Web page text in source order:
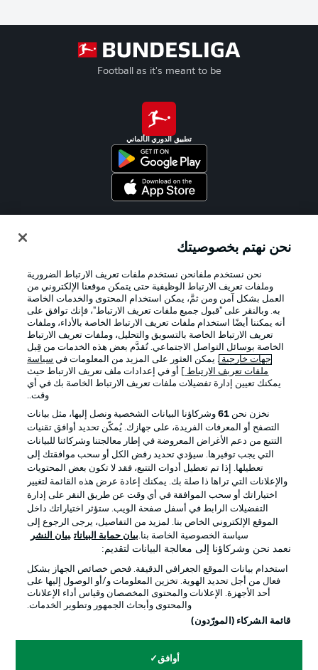
Football as it's meant to be
تطبيق الدوري الألماني
الإعلانات الإخطارات القانونية
شروط الاستخدام القنوات الناقلة
الوظائف جهة النشر
تواصل معنا اللاعبون
© 2026 Bundesliga-Gruppe GmbH
نحن نهتم بخصوصيتك
نحن نستخدم ملفانحن نستخدم ملفات تعريف الارتباط الضرورية
وملفات تعريف الارتباط الوظيفية حتى يتمكن موقعنا الإلكتروني من
العمل بشكل آمن ومن ثمَّ، يمكن استخدام المحتوى والخدمات الخاصة
به. وبالنقر على "قبول جميع ملفات تعريف الارتباط"، فإنك توافق على
أنه يمكننا أيضًا استخدام ملفات تعريف الارتباط الخاصة بالأداء، وملفات
تعريف الارتباط الخاصة بالتسويق والتحليل، وملفات تعريف الارتباط
الخاصة بوسائل التواصل الاجتماعي. تُقدَّم بعض هذه الخدمات من قِبل
جهات خارجية . يمكن العثور على المزيد من المعلومات في سياسة
ملفات تعريف الارتباط
] أو في إعدادات ملف تعريف الارتباط حيث
يمكنك تعيين إدارة تفضيلات ملفات تعريف الارتباط الخاصة بك في أي
وقت..
نخزن نحن 61وشركاؤنا البيانات الشخصية ونصل إليها، مثل بيانات
التصفح أو المعرفات الفريدة، على جهازك. يُمكّن تحديد أوافق تقنيات
التتبع من دعم الأغراض المعروضة في إطار معالجتنا وشركائنا للبيانات
التي يجب توفيرها. سيؤدي تحديد رفض الكل أو سحب موافقتك إلى
تعطيلها. إذا تم تعطيل أدوات التتبع، فقد لا تكون بعض المحتويات
والإعلانات التي تراها ذا صلة بك. يمكنك إعادة عرض هذه القائمة لتغيير
اختياراتك أو سحب الموافقة في أي وقت عن طريق النقر على إدارة
التفضيلات الرابط في أسفل صفحة الويب. ستؤثر اختياراتك داخل
الموقع الإلكتروني الخاص بنا. لمزيد من التفاصيل، يرجى الرجوع إلى
سياسة الخصوصية الخاصة بنا.بيان حماية البيانات بيان النشر
نعمد نحن وشركاؤنا إلى معالجة البيانات لتقديم:
استخدام بيانات الموقع الجغرافي الدقيقة. فحص خصائص الجهاز بشكل
فعال من أجل تحديد الهوية. تخزين المعلومات و/أو الوصول إليها على
أحد الأجهزة. الإعلانات والمحتوى المخصصان وقياس أداء الإعلانات
والمحتوى وأبحاث الجمهور وتطوير الخدمات.
قائمة الشركاء (المورّدون)
أوافق